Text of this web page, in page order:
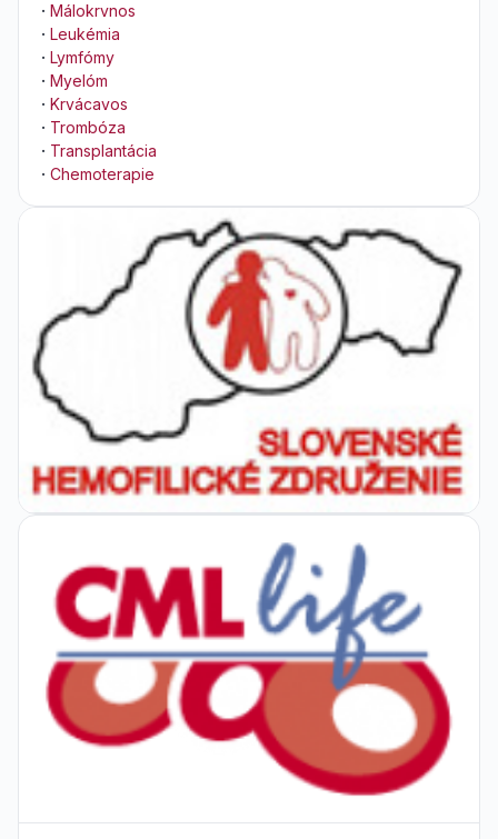
· Málokrvnos
· Leukémia
· Lymfómy
· Myelóm
· Krvácavos
· Trombóza
· Transplantácia
· Chemoterapie